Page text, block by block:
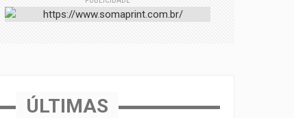
do consumidor
ÚLTIMAS